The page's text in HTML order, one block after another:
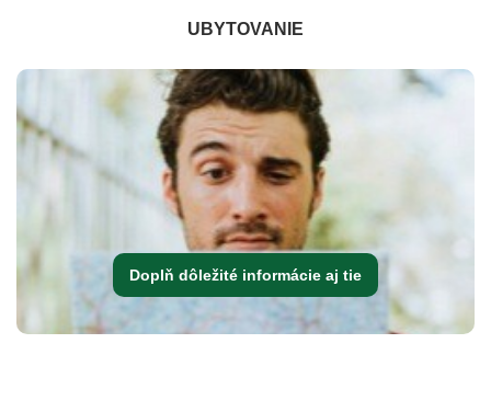
UBYTOVANIE
Doplň dôležité informácie aj tie